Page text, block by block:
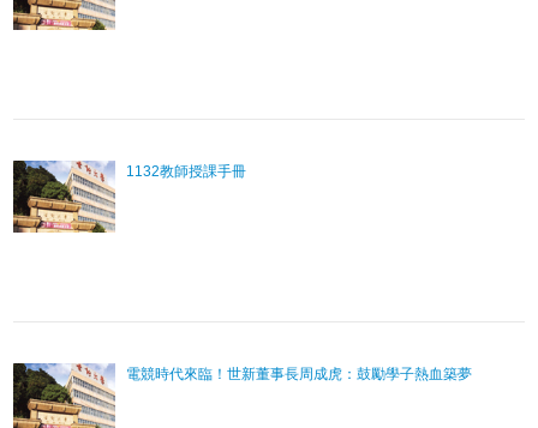
1132教師授課手冊
電競時代來臨！世新董事長周成虎：鼓勵學子熱血築夢